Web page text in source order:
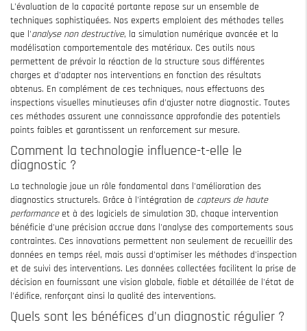
L'évaluation de la capacité portante repose sur un ensemble de
techniques sophistiquées. Nos experts emploient des méthodes telles
que l'analyse non destructive, la simulation numérique avancée et la
modélisation comportementale des matériaux. Ces outils nous
permettent de prévoir la réaction de la structure sous différentes
charges et d'adapter nos interventions en fonction des résultats
obtenus. En complément de ces techniques, nous effectuons des
inspections visuelles minutieuses afin d'ajuster notre diagnostic. Toutes
ces méthodes assurent une connaissance approfondie des potentiels
points faibles et garantissent un renforcement sur mesure.
Comment la technologie influence-t-elle le
diagnostic ?
La technologie joue un rôle fondamental dans l'amélioration des
diagnostics structurels. Grâce à l'intégration de capteurs de haute
performanceet à des logiciels de simulation 3D, chaque intervention
bénéficie d'une précision accrue dans l'analyse des comportements sous
contraintes. Ces innovations permettent non seulement de recueillir des
données en temps réel, mais aussi d'optimiser les méthodes d'inspection
et de suivi des interventions. Les données collectées facilitent la prise de
décision en fournissant une vision globale, fiable et détaillée de l'état de
l'édifice, renforçant ainsi la qualité des interventions.
Quels sont les bénéfices d'un diagnostic régulier ?